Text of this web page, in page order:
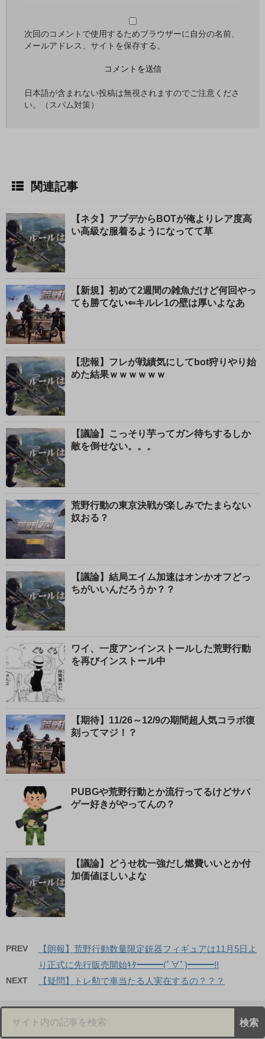
次回のコメントで使用するためブラウザーに自分の名前、
メールアドレス、サイトを保存する。
日本語が含まれない投稿は無視されますのでご注意くださ
い。（スパム対策）
関連記事
【ネタ】アプデからBOTが俺よりレア度高
い高級な服着るようになってて草
【新規】初めて2週間の雑魚だけど何回やっ
ても勝てない⇐キルレ1の壁は厚いよなあ
【悲報】フレが戦績気にしてbot狩りやり始
めた結果ｗｗｗｗｗｗ
【議論】こっそり芋ってガン待ちするしか
敵を倒せない。。。
荒野行動の東京決戦が楽しみでたまらない
奴おる？
【議論】結局エイム加速はオンかオフどっ
ちがいいんだろうか？？
ワイ、一度アンインストールした荒野行動
を再びインストール中
【期待】11/26～12/9の期間超人気コラボ復
刻ってマジ！？
PUBGや荒野行動とか流行ってるけどサバ
ゲー好きがやってんの？
【議論】どうせ枕一強だし燃費いいとか付
加価値ほしいよな
PREV
【朗報】荒野行動数量限定銃器フィギュアは11月5日よ
り正式に先行販売開始ｷﾀ━━━(ﾟ∀ﾟ)━━━!!
NEXT 【疑問】トレ勲で車当たる人実在するの？？？